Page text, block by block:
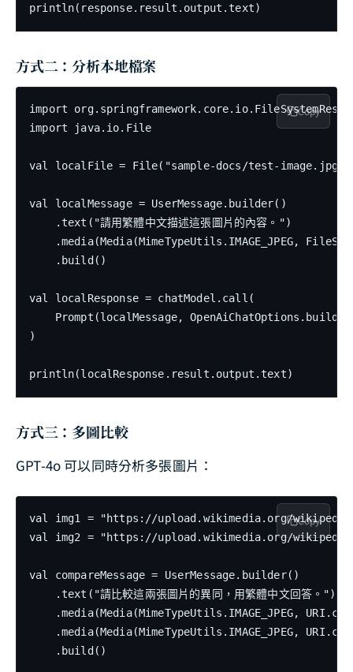
println(response.result.output.text)
方式二：分析本地檔案
import
import java.io.File
val localFile = File("sample-docs/test-image.jpg")
val localMessage = UserMessage.builder()
    .text("請用繁體中文描述這張圖片的內容。")
.media(Media(MimeTypeUtils.IMAGE_JPEG,
    .build()
val localResponse = chatModel.call(
Prompt(localMessage,
)
println(localResponse.result.output.text)
Copy
方式三：多圖比較
GPT-4o 可以同時分析多張圖片：
val img1 = "https://upload.wikimedia.org/wikipedia/
val img2 = "https://upload.wikimedia.org/wikipedia/
val compareMessage = UserMessage.builder()
    .text("請比較這兩張圖片的異同，用繁體中文回答。")
.media(Media(MimeTypeUtils.IMAGE_JPEG,
.media(Media(MimeTypeUtils.IMAGE_JPEG,
    .build()
Copy